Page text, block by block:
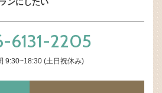
6131-2205
9:30~18:30 (土日祝休み)